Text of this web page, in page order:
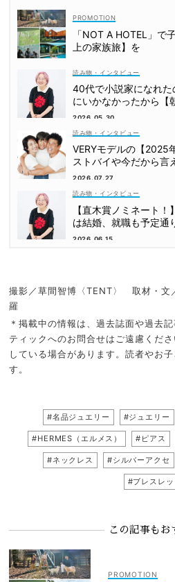
「NOT A HOTEL」で
上の家族旅】を
読み物・インタビュー
40代で小説家になれた
にいかなかったから【
2026.05.30
読み物・インタビュー
VERYモデルの【2025
ストバイや今だから言
2026.07.27
読み物・インタビュー
【直木賞ノミネート
は結婚、就職も予定通
倉かすみさん
2026.06.15
撮影／草間智博〈TENT〉 取材・
羅
＊掲載中の情報は、過去誌面や過去
ティックへのお問合せはご遠慮くだ
している場合があります。読者やお
す。
#名品ジュエリー #ジュエリー
#HERMES（エルメス） #ピアス
#ネックレス #シルバーアクセ
#ブレスレッ
この記事もお